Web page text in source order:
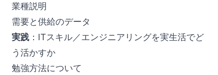
業種説明
需要と供給のデータ
実践 ：ITスキル／エンジニアリングを実生活でど
う活かすか
勉強方法について